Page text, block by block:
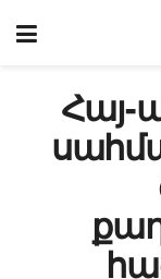
Հայ-